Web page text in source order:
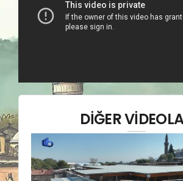
YAYINLARIMIZ
DİĞER